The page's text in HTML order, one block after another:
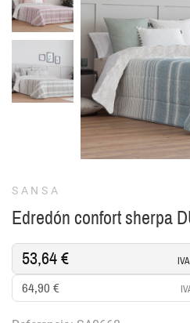
SANSA
Edredón confort sherpa
53,64 €
64,90 €